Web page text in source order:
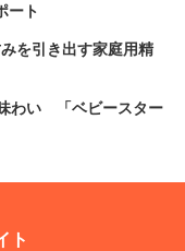
ート
を引き出す家庭用精
わい 「ベビースター
ト